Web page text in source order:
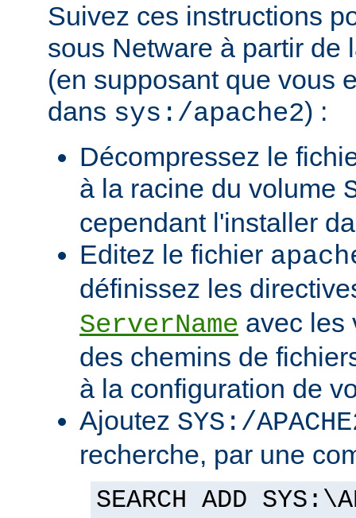
Suivez ces instructions
sous Netware à partir de
(en supposant que vous
dans sys:/apache2) :
Décompressez le
à la racine du volume
cependant l'installer
Editez le fichier
définissez les
ServerName avec les
des chemins de
à la configuration de
Ajoutez SYS:/
recherche, par une
SEARCH ADD